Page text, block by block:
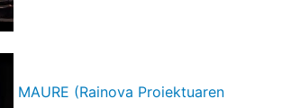
MAURE (Rainova Proiektuaren